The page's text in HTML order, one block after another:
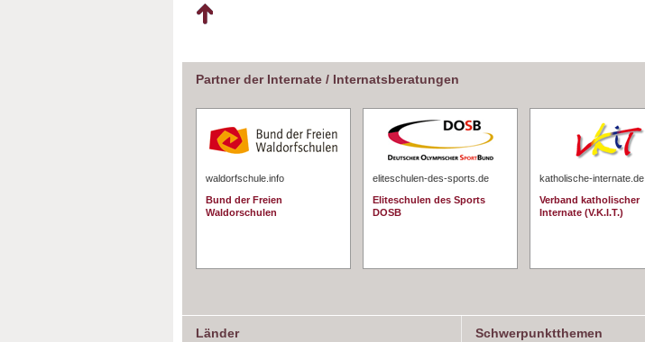
Partner der Internate / Internatsberatungen
waldorfschule.info
Bund der Freien
Waldorschulen
eliteschulen-des-sports.de
Eliteschulen des Sports
DOSB
katholische-internate.de
Verband katholischer
Internate (V.K.I.T.)
Länder Schwerpunktthemen